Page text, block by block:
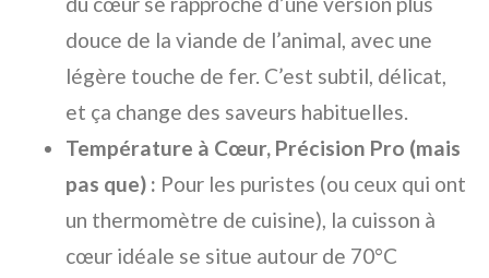
douce de la viande de l’animal, avec une
légère touche de fer. C’est subtil, délicat,
et ça change des saveurs habituelles.
Température à Cœur, Précision Pro (mais
pas que) : Pour les puristes (ou ceux qui ont
un thermomètre de cuisine), la cuisson à
cœur idéale se situe autour de 70°C